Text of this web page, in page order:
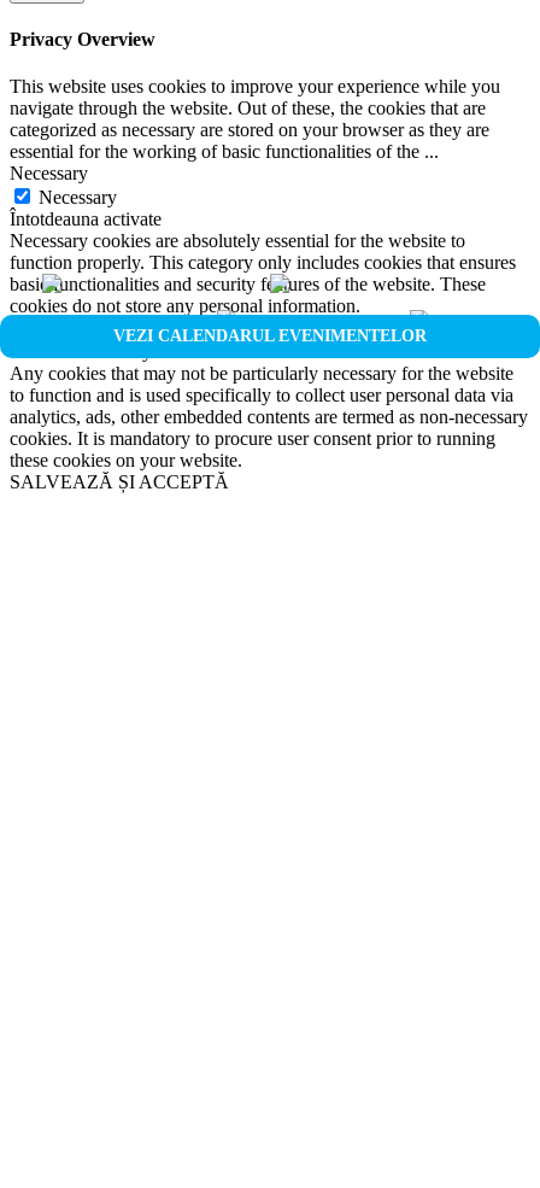
VEZI CALENDARUL EVENIMENTELOR
Privacy Overview
This website uses cookies to improve your experience while you
navigate through the website. Out of these, the cookies that are
categorized as necessary are stored on your browser as they are
essential for the working of basic functionalities of the ...
Necessary
Necessary
Întotdeauna activate
Necessary cookies are absolutely essential for the website to
function properly. This category only includes cookies that ensures
basic functionalities and security features of the website. These
cookies do not store any personal information.
Non-necessary
Any cookies that may not be particularly necessary for the website
to function and is used specifically to collect user personal data via
analytics, ads, other embedded contents are termed as non-necessary
cookies. It is mandatory to procure user consent prior to running
these cookies on your website.
SALVEAZĂ ȘI ACCEPTĂ